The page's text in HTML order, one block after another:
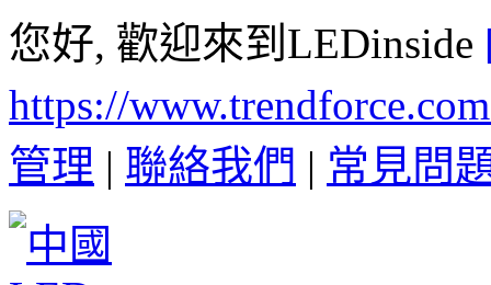
您好, 歡迎來到LEDinside
https://
管理 | 聯絡我們 | 常見問